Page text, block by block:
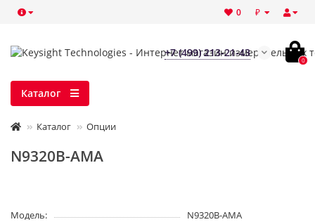
₽
0
+7 (499) 213-21-43
0
Каталог
Каталог Опции
N9320B-AMA
Модель:
N9320B-AMA